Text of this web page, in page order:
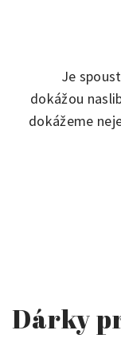
Je
dokážou
dokážeme
Dárky